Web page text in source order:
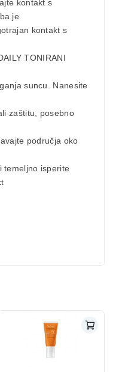
kontakt s
je
kontakt s
TONIRANI
suncu. Nanesite
zaštitu, posebno
područja oko
temeljno isperite